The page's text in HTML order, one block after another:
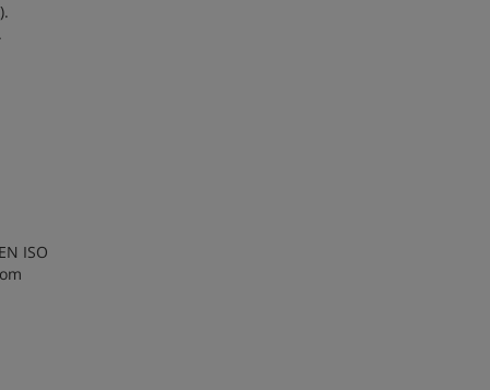
ISO